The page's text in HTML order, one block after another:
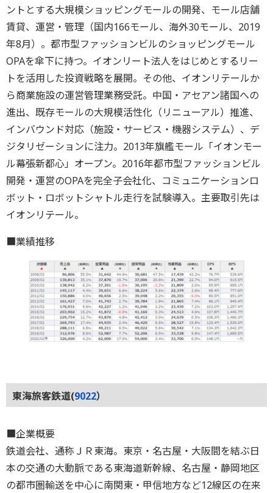
ントとする大規模ショッピングモールの開発、モール店舗
賃貸、運営・管理（国内166モール、海外30モール、2019
年8月）。都市型ファッションビルのショッピングモール
OPAを傘下に持つ。イオンリート法人をはじめとするリー
トを活用した投資戦略を展開。その他、イオンリテールか
ら商業施設の運営管理業務受託。中国・アセアン諸国への
進出、既存モールの大規模活性化（リニューアル）推進、
インバウンド対応（施設・サービス・機器システム）、デ
ジタリゼーションに注力。2013年旗艦モール「イオンモー
ル幕張新都心」オープン。2016年都市型ファッションビル
開発・運営のOPAを完全子会社化、コミュニケーションロ
ボット・ロボットシャトル走行を試験導入。主要取引先は
イオンリテール。
■業績推移
東海旅客鉄道(9022）
■企業概要
鉄道会社、通称ＪＲ東海。東京・名古屋・大阪間を結ぶ日
本の交通の大動脈である東海道新幹線、名古屋・静岡地区
の都市圏輸送を中心に南関東・甲信地方など12線区の在来